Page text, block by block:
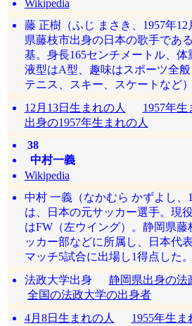
Wikipedia
藤 正樹（ふじ まさき、1957年12
県藤枝市出身の日本の歌手であ
基。身長165センチメートル、体
液型はA型、趣味はスポーツ全般
テニス、スキー、スケートなど）
12月13日生まれの人
1957年生
出身の1957年生まれの人
38
中村一義
Wikipedia
中村 一義（なかむら かずよし、
は、日本の元サッカー選手。現
はFW（左ウイング）。静岡県
ッカー部などに所属し、日本代
マッチ5試合に出場し1得点した。
法政大学出身 静岡県出身の法
全国の法政大学の出身者
4月8日生まれの人
1955年生ま